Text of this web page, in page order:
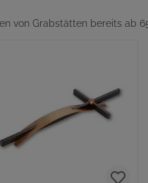
von Grabstätten bereits ab